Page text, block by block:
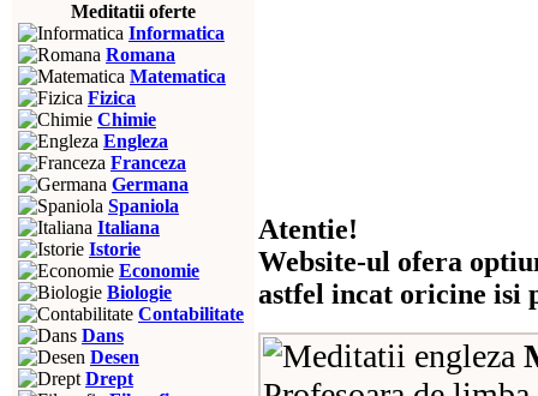
Meditatii oferte
Informatica
Romana
Matematica
Fizica
Chimie
Engleza
Franceza
Germana
Spaniola
Italiana
Istorie
Economie
Biologie
Contabilitate
Dans
Desen
Drept
Atentie!
Website-ul ofera
astfel incat oricine isi